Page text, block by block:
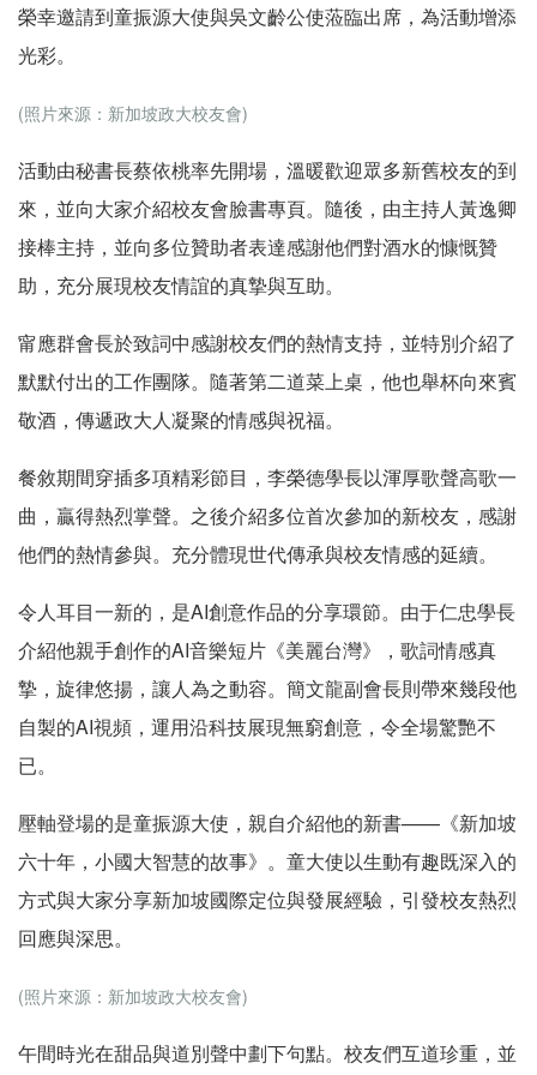
榮幸邀請到童振源大使與吳文齡公使蒞臨出席，為活動增添
光彩。
(照片來源：新加坡政大校友會)
活動由秘書長蔡依桃率先開場，溫暖歡迎眾多新舊校友的到
來，並向大家介紹校友會臉書專頁。隨後，由主持人黃逸卿
接棒主持，並向多位贊助者表達感謝他們對酒水的慷慨贊
助，充分展現校友情誼的真摯與互助。
甯應群會長於致詞中感謝校友們的熱情支持，並特別介紹了
默默付出的工作團隊。隨著第二道菜上桌，他也舉杯向來賓
敬酒，傳遞政大人凝聚的情感與祝福。
餐敘期間穿插多項精彩節目，李榮德學長以渾厚歌聲高歌一
曲，贏得熱烈掌聲。之後介紹多位首次參加的新校友，感謝
他們的熱情參與。充分體現世代傳承與校友情感的延續。
令人耳目一新的，是AI創意作品的分享環節。由于仁忠學長
介紹他親手創作的AI音樂短片《美麗台灣》，歌詞情感真
摯，旋律悠揚，讓人為之動容。簡文龍副會長則帶來幾段他
自製的AI視頻，運用沿科技展現無窮創意，令全場驚艷不
已。
壓軸登場的是童振源大使，親自介紹他的新書——《新加坡
六十年，小國大智慧的故事》。童大使以生動有趣既深入的
方式與大家分享新加坡國際定位與發展經驗，引發校友熱烈
回應與深思。
(照片來源：新加坡政大校友會)
午間時光在甜品與道別聲中劃下句點。校友們互道珍重，並